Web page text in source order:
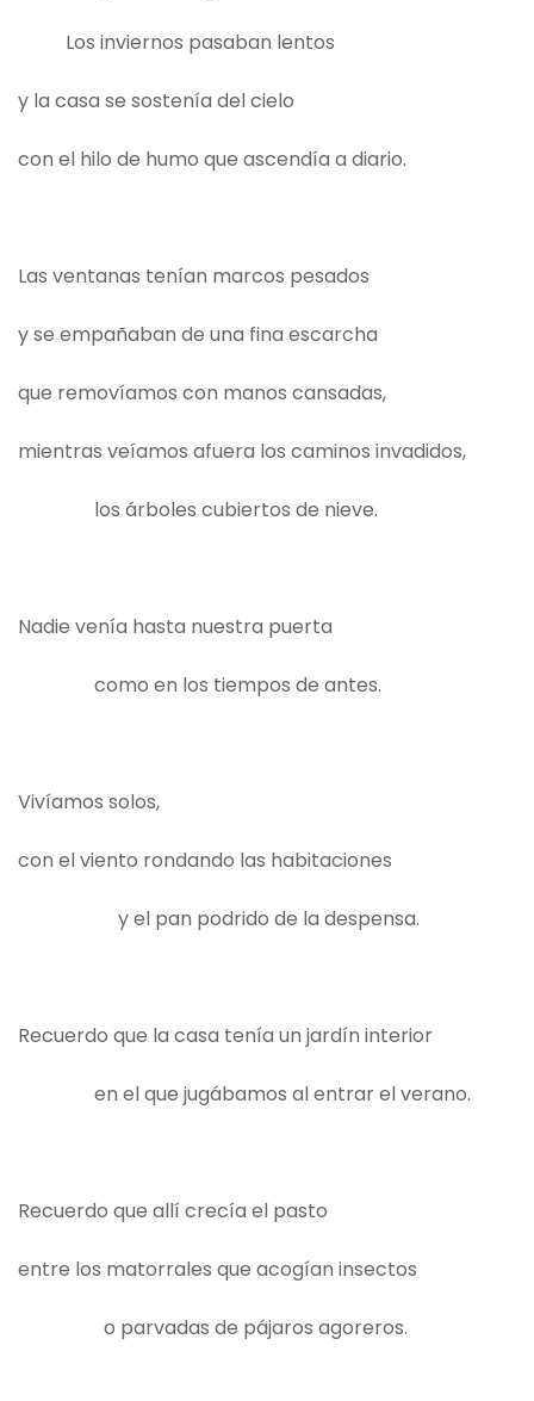
Los inviernos pasaban lentos
y la casa se sostenía del cielo
con el hilo de humo que ascendía a diario.
Las ventanas tenían marcos pesados
y se empañaban de una fina escarcha
que removíamos con manos cansadas,
mientras veíamos afuera los caminos invadidos,
los árboles cubiertos de nieve.
Nadie venía hasta nuestra puerta
como en los tiempos de antes.
Vivíamos solos,
con el viento rondando las habitaciones
y el pan podrido de la despensa.
Recuerdo que la casa tenía un jardín interior
en el que jugábamos al entrar el verano.
Recuerdo que allí crecía el pasto
entre los matorrales que acogían insectos
o parvadas de pájaros agoreros.